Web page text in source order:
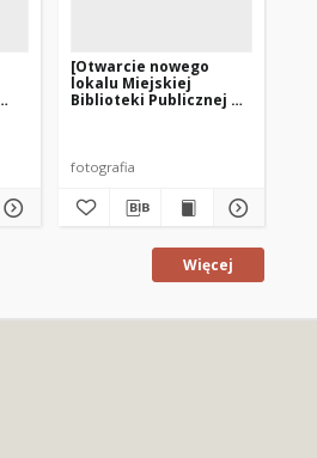
[Otwarcie nowego
lokalu Miejskiej
Biblioteki Publicznej w
fotografia
Więcej